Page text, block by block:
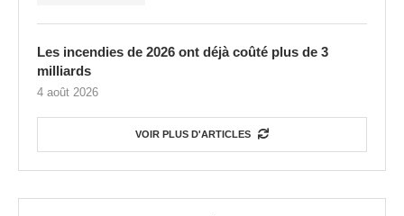
Les incendies de 2026 ont déjà coûté plus de 3
milliards
4 août 2026
VOIR PLUS D'ARTICLES